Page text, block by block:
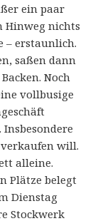
ein paar
Hinweg nichts
– erstaunlich.
saßen dann
Noch
vollbusige
will.
alleine.
Plätze belegt
Dienstag
Stockwerk